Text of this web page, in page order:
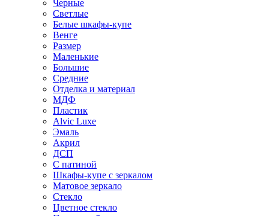
Черные
Светлые
Белые шкафы-купе
Венге
Размер
Маленькие
Большие
Средние
Отделка и материал
МДФ
Пластик
Alvic Luxe
Эмаль
Акрил
ДСП
С патиной
Шкафы-купе с зеркалом
Матовое зеркало
Стекло
Цветное стекло